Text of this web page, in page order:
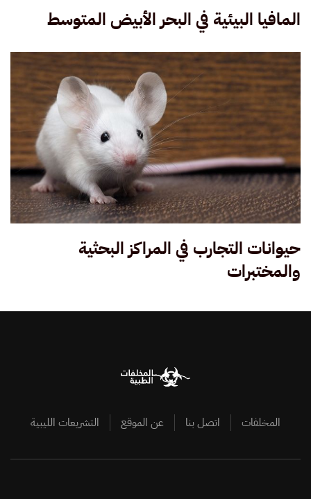
المافيا البيئية في البحر الأبيض المتوسط
حيوانات التجارب في المراكز البحثية
والمختبرات
المخلفات اتصل بنا عن الموقع التشريعات الليبية